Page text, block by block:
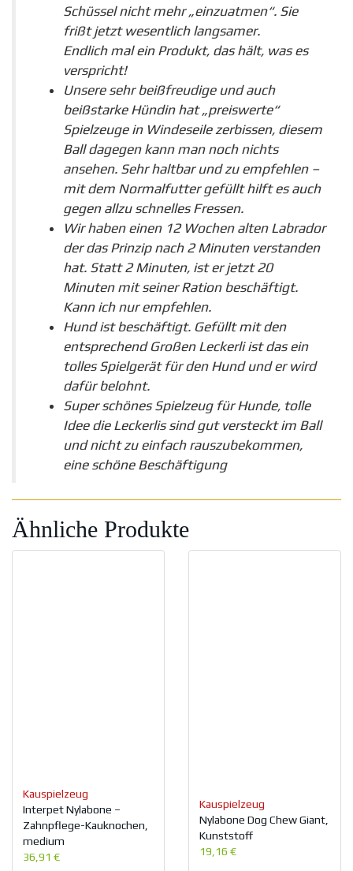
Schüssel nicht mehr „einzuatmen“. Sie
frißt jetzt wesentlich langsamer.
Endlich mal ein Produkt, das hält, was es
verspricht!
Unsere sehr beißfreudige und auch
beißstarke Hündin hat „preiswerte“
Spielzeuge in Windeseile zerbissen, diesem
Ball dagegen kann man noch nichts
ansehen. Sehr haltbar und zu empfehlen –
mit dem Normalfutter gefüllt hilft es auch
gegen allzu schnelles Fressen.
Wir haben einen 12 Wochen alten Labrador
der das Prinzip nach 2 Minuten verstanden
hat. Statt 2 Minuten, ist er jetzt 20
Minuten mit seiner Ration beschäftigt.
Kann ich nur empfehlen.
Hund ist beschäftigt. Gefüllt mit den
entsprechend Großen Leckerli ist das ein
tolles Spielgerät für den Hund und er wird
dafür belohnt.
Super schönes Spielzeug für Hunde, tolle
Idee die Leckerlis sind gut versteckt im Ball
und nicht zu einfach rauszubekommen,
eine schöne Beschäftigung
Ähnliche Produkte
Kauspielzeug
Interpet Nylabone –
Zahnpflege-Kauknochen,
medium
36,91 €
Kauspielzeug
Nylabone Dog Chew Giant,
Kunststoff
19,16 €